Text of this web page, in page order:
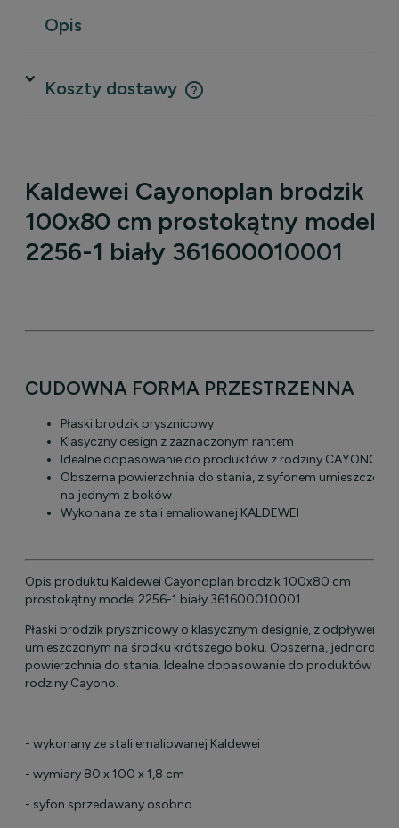
Opis
Koszty dostawy
Cena nie zawiera ewentualnych kosztów płatności
Kaldewei Cayonoplan brodzik
100x80 cm prostokątny model
2256-1 biały 361600010001
CUDOWNA FORMA PRZESTRZENNA
Płaski brodzik prysznicowy
Klasyczny design z zaznaczonym rantem
Idealne dopasowanie do produktów z rodziny CAYONO
Obszerna powierzchnia do stania, z syfonem
na jednym z boków
Wykonana ze stali emaliowanej KALDEWEI
Opis produktu Kaldewei Cayonoplan brodzik 100x80 cm
prostokątny model 2256-1 biały 361600010001
Płaski brodzik prysznicowy o klasycznym designie, z odpływem
umieszczonym na środku krótszego boku. Obszerna, jednorodna
powierzchnia do stania. Idealne dopasowanie do produktów z
rodziny Cayono.
- wykonany ze stali emaliowanej Kaldewei
- wymiary 80 x 100 x 1,8 cm
- syfon sprzedawany osobno